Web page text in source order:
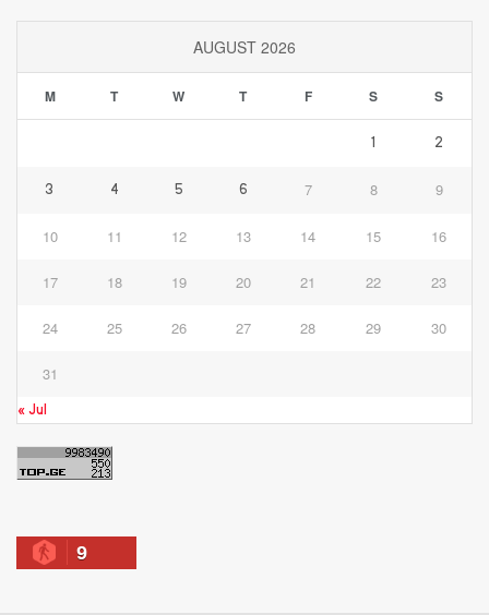
AUGUST 2026
M T W T F S S
1 2
3 4 5 6 7 8 9
10 11 12 13 14 15 16
17 18 19 20 21 22 23
24 25 26 27 28 29 30
31
« Jul
9